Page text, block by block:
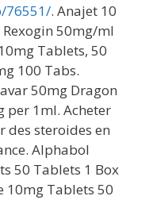
76551/. Anajet 10
Rexogin 50mg/ml
Tablets, 50
100 Tabs.
50mg Dragon
per 1ml. Acheter
steroides en
Alphabol
50 Tablets 1 Box
10mg Tablets 50